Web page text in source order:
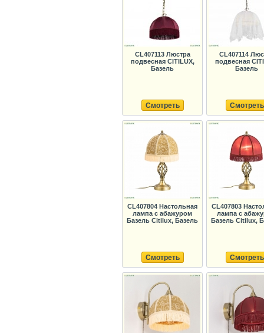
CL407113 Люстра
подвесная CITILUX,
Базель
Смотреть
CL407114
подвесная
Базель
Смотреть
CL407804 Настольная
лампа с абажуром
Базель Citilux, Базель
Смотреть
CL407803
лампа с
Базель Citilux,
Смотреть